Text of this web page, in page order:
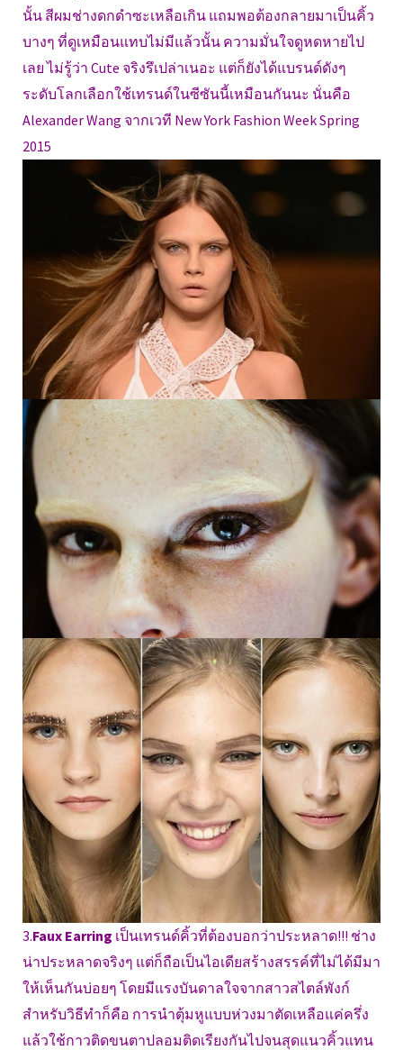
นั้น สีผมช่างดกดำซะเหลือเกิน แถมพอต้องกลายมาเป็นคิ้ว
บางๆ ที่ดูเหมือนแทบไม่มีแล้วนั้น ความมั่นใจดูหดหายไป
เลย ไม่รู้ว่า Cute จริงรึเปล่าเนอะ แต่ก็ยังได้แบรนด์ดังๆ
ระดับโลกเลือกใช้เทรนด์ในซีซันนี้เหมือนกันนะ นั่นคือ
Alexander Wang จากเวที New York Fashion Week Spring
2015
3.Faux Earring เป็นเทรนด์คิ้วที่ต้องบอกว่าประหลาด!!! ช่าง
น่าประหลาดจริงๆ แต่ก็ถือเป็นไอเดียสร้างสรรค์ที่ไม่ได้มีมา
ให้เห็นกันบ่อยๆ โดยมีแรงบันดาลใจจากสาวสไตล์พังก์
สำหรับวิธีทำก็คือ การนำตุ้มหูแบบห่วงมาตัดเหลือแค่ครึ่ง
แล้วใช้กาวติดขนตาปลอมติดเรียงกันไปจนสุดแนวคิ้วแทน